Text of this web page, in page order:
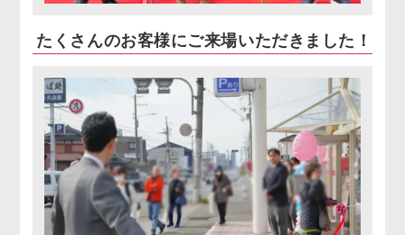
たくさんのお客様にご来場いただきました！